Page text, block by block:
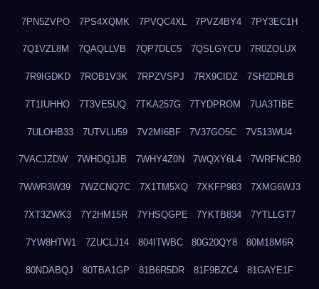
7PN5ZVPO 7PS4XQMK 7PVQC4XL 7PVZ4BY4 7PY3EC1H
7Q1VZL8M 7QAQLLVB 7QP7DLC5 7QSLGYCU 7R0ZOLUX
7R9IGDKD 7ROB1V3K 7RPZVSPJ 7RX9CIDZ 7SH2DRLB
7T1IUHHO 7T3VE5UQ 7TKA257G 7TYDPROM 7UA3TIBE
7ULOHB33 7UTVLU59 7V2MI6BF 7V37GO5C 7V513WU4
7VACJZDW 7WHDQ1JB 7WHY4Z0N 7WQXY6L4 7WRFNCB0
7WWR3W39 7WZCNQ7C 7X1TM5XQ 7XKFP983 7XMG6WJ3
7XT3ZWK3 7Y2HM15R 7YHSQGPE 7YKTB834 7YTLLGT7
7YW8HTW1 7ZUCLJ14 804ITWBC 80G20QY8 80M18M6R
80NDABQJ 80TBA1GP 81B6R5DR 81F9BZC4 81GAYE1F